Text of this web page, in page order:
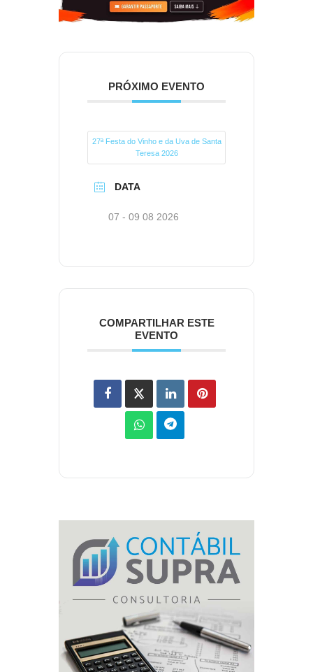
PRÓXIMO EVENTO
27ª Festa do Vinho e da Uva de Santa
Teresa 2026
DATA
07 - 09 08 2026
COMPARTILHAR ESTE
EVENTO